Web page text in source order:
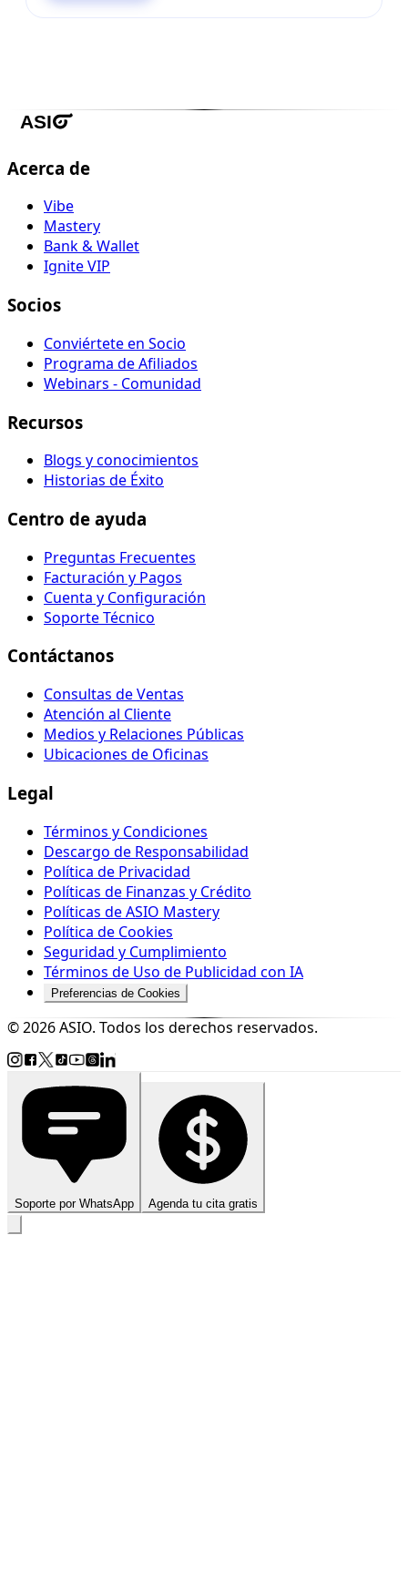
Acerca de
Vibe
Mastery
Bank & Wallet
Ignite VIP
Socios
Conviértete en Socio
Programa de Afiliados
Webinars - Comunidad
Recursos
Blogs y conocimientos
Historias de Éxito
Centro de ayuda
Preguntas Frecuentes
Facturación y Pagos
Cuenta y Configuración
Soporte Técnico
Contáctanos
Consultas de Ventas
Atención al Cliente
Medios y Relaciones Públicas
Ubicaciones de Oficinas
Legal
Términos y Condiciones
Descargo de Responsabilidad
Política de Privacidad
Políticas de Finanzas y Crédito
Políticas de ASIO Mastery
Política de Cookies
Seguridad y Cumplimiento
Términos de Uso de Publicidad con IA
Preferencias de Cookies
© 2026 ASIO. Todos los derechos reservados.
Soporte por WhatsApp Agenda tu cita gratis